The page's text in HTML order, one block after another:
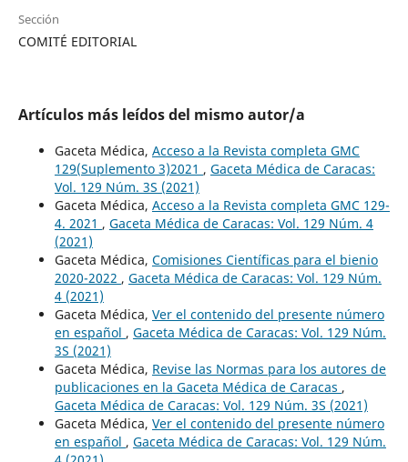
Sección
COMITÉ EDITORIAL
Artículos más leídos del mismo autor/a
Gaceta Médica, Acceso a la Revista completa GMC
129(Suplemento 3)2021 , Gaceta Médica de Caracas:
Vol. 129 Núm. 3S (2021)
Gaceta Médica, Acceso a la Revista completa GMC 129-
4. 2021 , Gaceta Médica de Caracas: Vol. 129 Núm. 4
(2021)
Gaceta Médica, Comisiones Científicas para el bienio
2020-2022 , Gaceta Médica de Caracas: Vol. 129 Núm.
4 (2021)
Gaceta Médica, Ver el contenido del presente número
en español , Gaceta Médica de Caracas: Vol. 129 Núm.
3S (2021)
Gaceta Médica, Revise las Normas para los autores de
publicaciones en la Gaceta Médica de Caracas ,
Gaceta Médica de Caracas: Vol. 129 Núm. 3S (2021)
Gaceta Médica, Ver el contenido del presente número
en español , Gaceta Médica de Caracas: Vol. 129 Núm.